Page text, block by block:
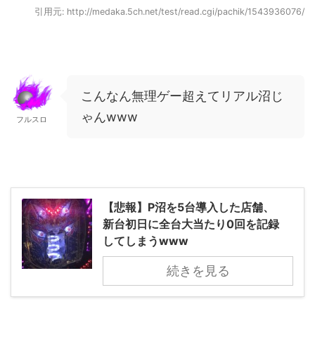
引用元: http://medaka.5ch.net/test/read.cgi/pachik/1543936076/
フルスロ
こんなん無理ゲー超えてリアル沼じ
ゃんwww
【悲報】P沼を5台導入した店舗、
新台初日に全台大当たり0回を記録
してしまうwww
続きを見る